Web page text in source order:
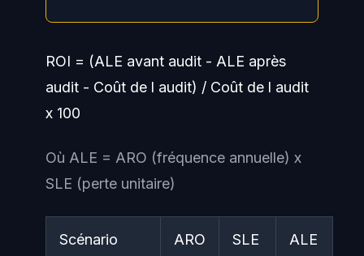
ROI = (ALE avant audit - ALE après
audit - Coût de l audit) / Coût de l audit
x 100
Où ALE = ARO (fréquence annuelle) x
SLE (perte unitaire)
Scénario ARO SLE ALE